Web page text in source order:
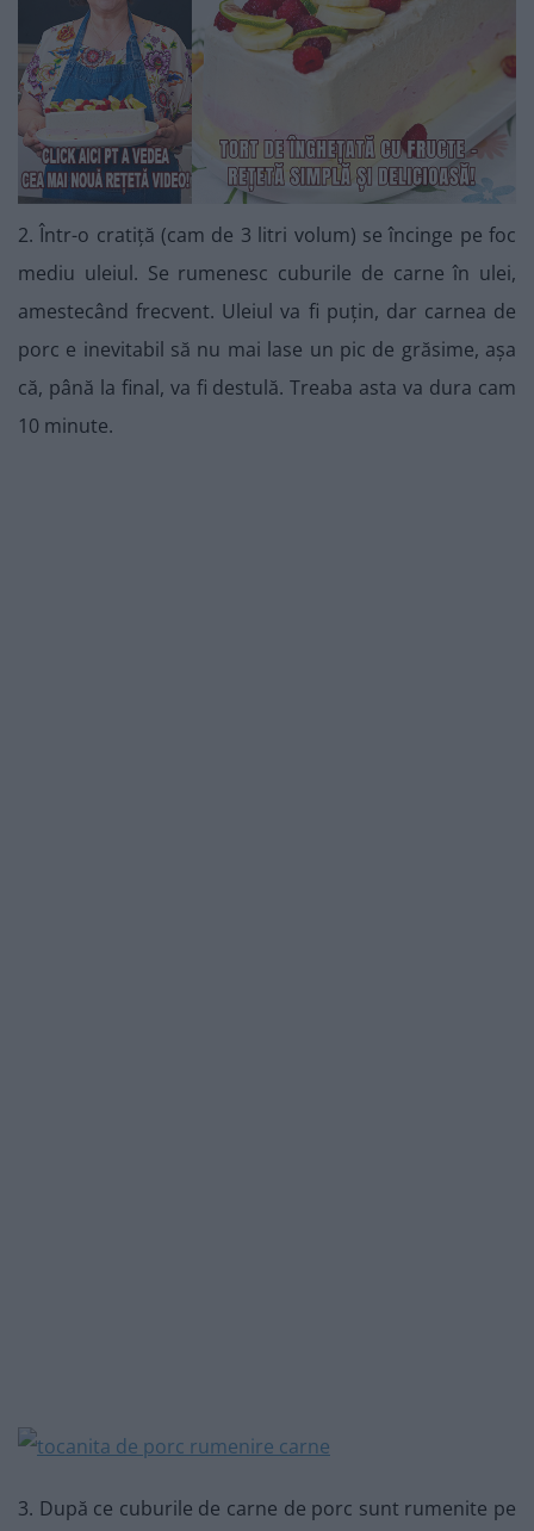
2. Într-o cratiță (cam de 3 litri volum) se încinge pe foc
mediu uleiul. Se rumenesc cuburile de carne în ulei,
amestecând frecvent. Uleiul va fi puțin, dar carnea de
porc e inevitabil să nu mai lase un pic de grăsime, așa
că, până la final, va fi destulă. Treaba asta va dura cam
10 minute.
3. După ce cuburile de carne de porc sunt rumenite pe